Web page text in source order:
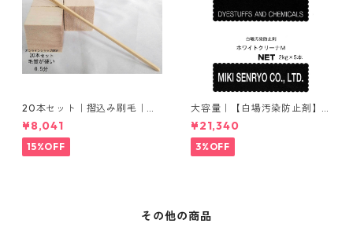
20本セット｜摺込み刷毛｜夏
毛（毛質が硬い）0.5分
¥8,041
15%OFF
大容量｜【白場汚染防止剤】
｜2kg×5本｜ホワイトクリー
ナＭ
¥21,340
3%OFF
その他の商品